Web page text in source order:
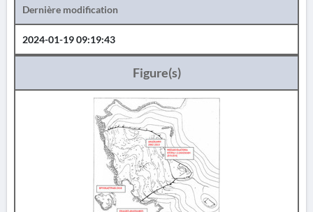
Dernière modification
2024-01-19 09:19:43
Figure(s)